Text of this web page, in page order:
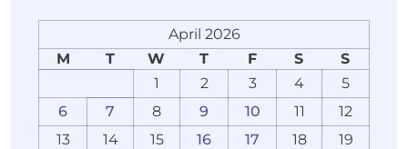
April 2026
M
T W T F S
S
1
2 3 4
5
6
7 8 9 10 11
12
13
14 15 16 17 18
19